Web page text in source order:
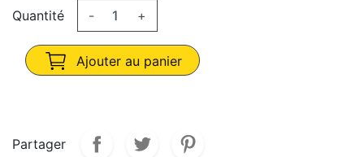
Quantité - +
Ajouter au panier
Partager